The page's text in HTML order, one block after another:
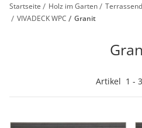
Startseite Holz im Garten
VIVADECK WPC
Granit
Artikel 1 - 3